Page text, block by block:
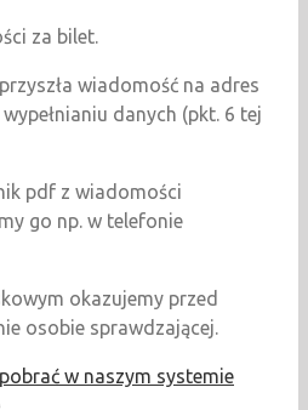
za bilet.
wiadomość na adres
danych (pkt. 6 tej
pdf z wiadomości
go np. w telefonie
okazujemy przed
osobie sprawdzającej.
w naszym systemie